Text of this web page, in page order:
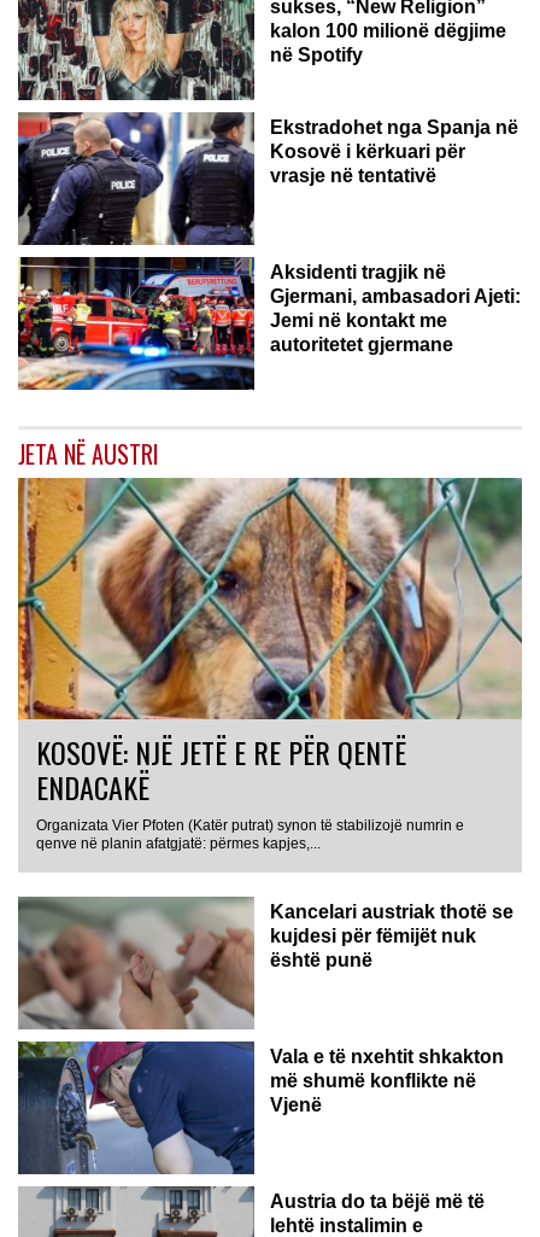
sukses, “New Religion”
kalon 100 milionë dëgjime
në Spotify
Ekstradohet nga Spanja në
Kosovë i kërkuari për
vrasje në tentativë
GJERMANI
Aksidenti tragjik në
Gjermani, ambasadori Ajeti:
Jemi në kontakt me
autoritetet gjermane
JETA NË AUSTRI
KOSOVË: NJË JETË E RE PËR QENTË
ENDACAKË
Organizata Vier Pfoten (Katër putrat) synon të stabilizojë numrin e
qenve në planin afatgjatë: përmes kapjes,...
Kancelari austriak thotë se
kujdesi për fëmijët nuk
është punë
Vala e të nxehtit shkakton
më shumë konflikte në
Vjenë
Austria do ta bëjë më të
lehtë instalimin e